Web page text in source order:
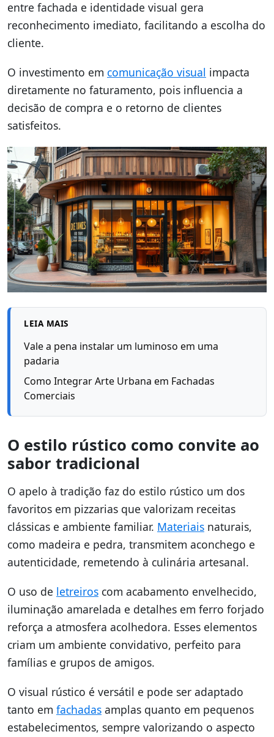
entre fachada e identidade visual gera
reconhecimento imediato, facilitando a escolha do
cliente.
O investimento em comunicação visual impacta
diretamente no faturamento, pois influencia a
decisão de compra e o retorno de clientes
satisfeitos.
LEIA MAIS
Vale a pena instalar um luminoso em uma
padaria
Como Integrar Arte Urbana em Fachadas
Comerciais
O estilo rústico como convite ao
sabor tradicional
O apelo à tradição faz do estilo rústico um dos
favoritos em pizzarias que valorizam receitas
clássicas e ambiente familiar. Materiais naturais,
como madeira e pedra, transmitem aconchego e
autenticidade, remetendo à culinária artesanal.
O uso de letreiros com acabamento envelhecido,
iluminação amarelada e detalhes em ferro forjado
reforça a atmosfera acolhedora. Esses elementos
criam um ambiente convidativo, perfeito para
famílias e grupos de amigos.
O visual rústico é versátil e pode ser adaptado
tanto em fachadas amplas quanto em pequenos
estabelecimentos, sempre valorizando o aspecto